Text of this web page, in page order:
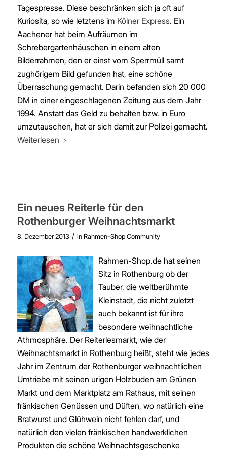
Tagespresse. Diese beschränken sich ja oft auf
Kuriosita, so wie letztens im Kölner Express. Ein
Aachener hat beim Aufräumen im
Schrebergartenhäuschen in einem alten
Bilderrahmen, den er einst vom Sperrmüll samt
zughörigem Bild gefunden hat, eine schöne
Überraschung gemacht. Darin befanden sich 20 000
DM in einer eingeschlagenen Zeitung aus dem Jahr
1994. Anstatt das Geld zu behalten bzw. in Euro
umzutauschen, hat er sich damit zur Polizei gemacht.
Weiterlesen
Ein neues Reiterle für den
Rothenburger Weihnachtsmarkt
8. Dezember 2013 / in Rahmen-Shop Community
Rahmen-Shop.de hat seinen
Sitz in Rothenburg ob der
Tauber, die weltberühmte
Kleinstadt, die nicht zuletzt
auch bekannt ist für ihre
besondere weihnachtliche
Athmosphäre. Der Reiterlesmarkt, wie der
Weihnachtsmarkt in Rothenburg heißt, steht wie jedes
Jahr im Zentrum der Rothenburger weihnachtlichen
Umtriebe mit seinen urigen Holzbuden am Grünen
Markt und dem Marktplatz am Rathaus, mit seinen
fränkischen Genüssen und Düften, wo natürlich eine
Bratwurst und Glühwein nicht fehlen darf, und
natürlich den vielen fränkischen handwerklichen
Produkten die schöne Weihnachtsgeschenke